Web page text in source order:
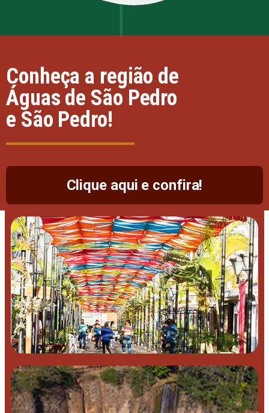
Conheça a região de
Águas de São Pedro
e São Pedro!
Clique aqui e confira!